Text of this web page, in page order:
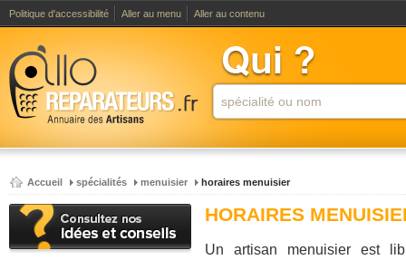
Politique d'accessibilité Aller au menu Aller au contenu
Accueil spécialités menuisier horaires menuisier
HORAIRES
Un artisan menuisier est